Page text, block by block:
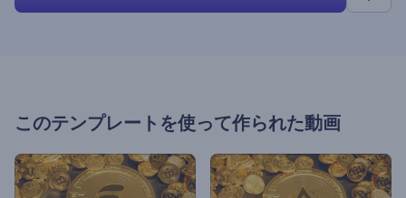
このテンプレートを使って作られた動画